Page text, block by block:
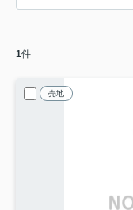
1件
売地